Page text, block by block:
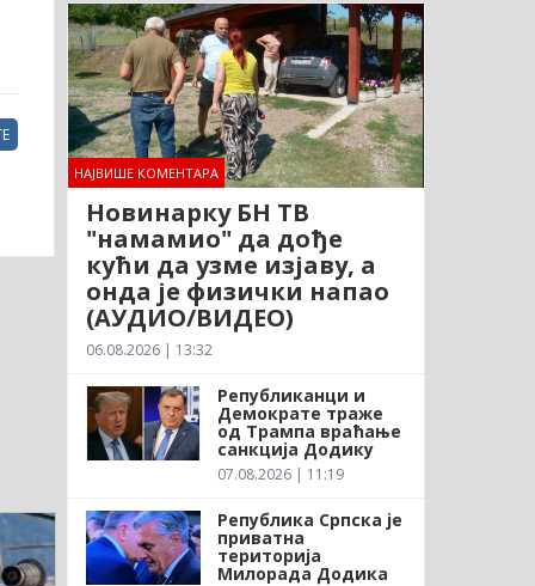
НАЈВИШЕ КОМЕНТАРА
Новинарку БН ТВ
"намамио" да дође
кући да узме изјаву, а
онда је физички напао
(АУДИО/ВИДЕО)
06.08.2026 | 13:32
Републиканци и
Демократе траже
од Трампа враћање
санкција Додику
07.08.2026 | 11:19
Република Српска је
приватна
територија
Милорада Додика